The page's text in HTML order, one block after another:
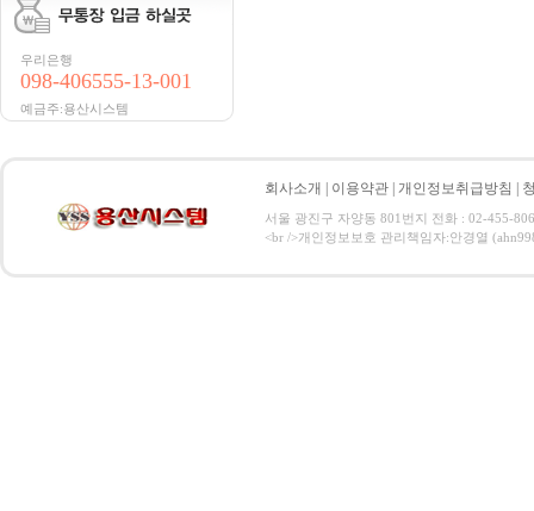
우리은행
098-406555-13-001
예금주:용산시스템
회사소개 이용약관 개인정보취급방침
서울 광진구 자양동 801번지 전화 : 02-455-
<br />개인정보보호 관리책임자:안경열